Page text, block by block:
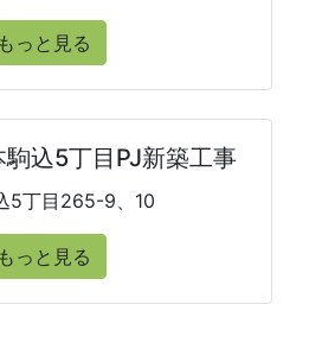
もっと見る
込5丁目PJ新築工事
5丁目265-9、10
もっと見る